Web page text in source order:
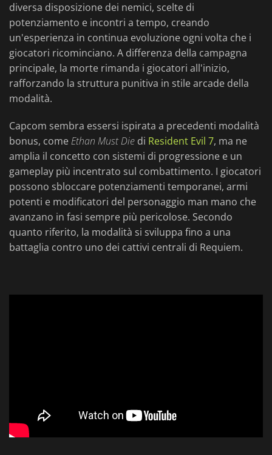
diversa disposizione dei nemici, scelte di
potenziamento e incontri a tempo, creando
un'esperienza in continua evoluzione ogni volta che i
giocatori ricominciano. A differenza della campagna
principale, la morte rimanda i giocatori all'inizio,
rafforzando la struttura punitiva in stile arcade della
modalità.
Capcom sembra essersi ispirata a precedenti modalità
bonus, comeEthan Must Die di Resident Evil 7, ma ne
amplia il concetto con sistemi di progressione e un
gameplay più incentrato sul combattimento. I giocatori
possono sbloccare potenziamenti temporanei, armi
potenti e modificatori del personaggio man mano che
avanzano in fasi sempre più pericolose. Secondo
quanto riferito, la modalità si sviluppa fino a una
battaglia contro uno dei cattivi centrali di Requiem.